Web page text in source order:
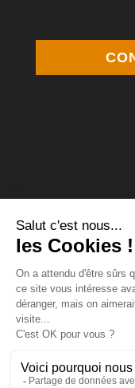
MCP Médiation
12 square